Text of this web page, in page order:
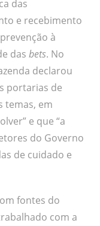
das
e recebimento
à
dasbets. No
declarou
portarias de
temas, em
e que “a
do Governo
de cuidado e
fontes do
com a